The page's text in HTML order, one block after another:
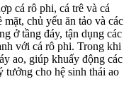
cá rô phi, cá trê và cá
chủ yếu ăn tảo và các
ở tầng đáy, tận dụng các
với cá rô phi. Trong khi
ao, giúp khuấy động các
tưởng cho hệ sinh thái ao